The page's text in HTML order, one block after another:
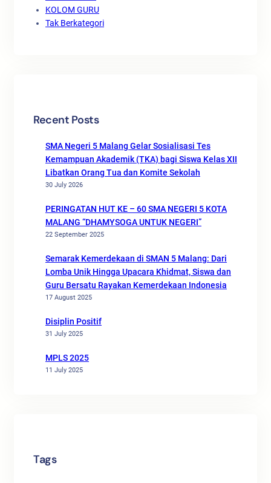
KOLOM GURU
Tak Berkategori
Recent Posts
SMA Negeri 5 Malang Gelar Sosialisasi Tes
Kemampuan Akademik (TKA) bagi Siswa Kelas XII
Libatkan Orang Tua dan Komite Sekolah
30 July 2026
PERINGATAN HUT KE – 60 SMA NEGERI 5 KOTA
MALANG “DHAMYSOGA UNTUK NEGERI”
22 September 2025
Semarak Kemerdekaan di SMAN 5 Malang: Dari
Lomba Unik Hingga Upacara Khidmat, Siswa dan
Guru Bersatu Rayakan Kemerdekaan Indonesia
17 August 2025
Disiplin Positif
31 July 2025
MPLS 2025
11 July 2025
Tags